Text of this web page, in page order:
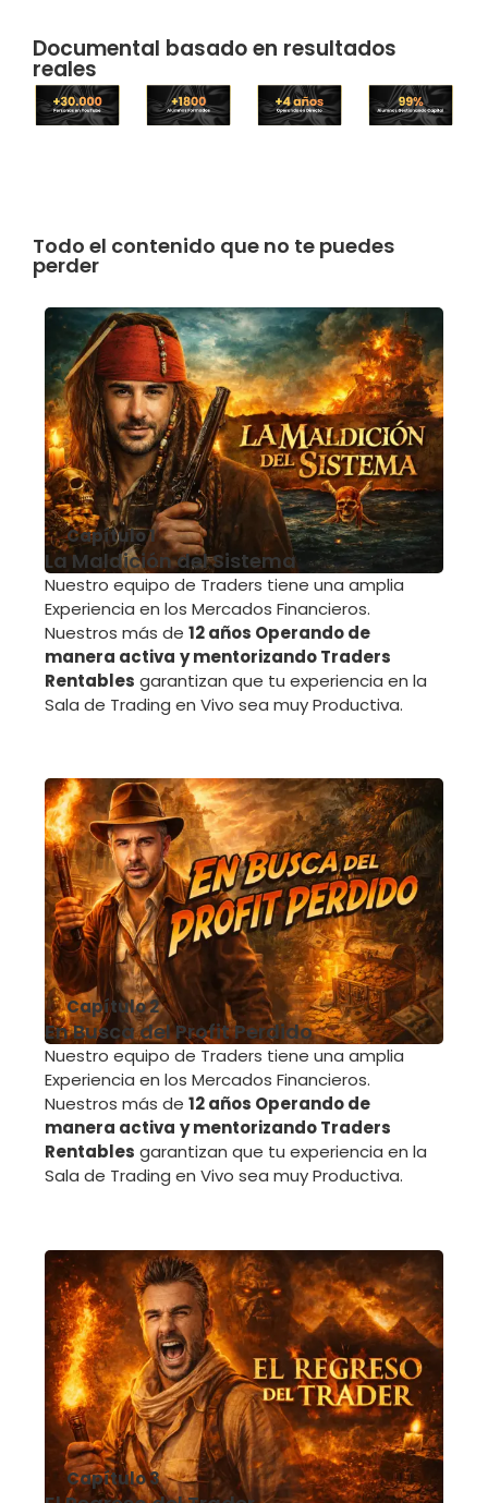
Documental basado en resultados
reales
Todo el contenido que no te puedes
perder
Capítulo 1
La Maldición del Sistema
Nuestro equipo de Traders tiene una amplia
Experiencia en los Mercados Financieros.
Nuestros más de 12 años Operando de
manera activa y mentorizando Traders
Rentables garantizan que tu experiencia en la
Sala de Trading en Vivo sea muy Productiva.
Capítulo 2
En Busca del Profit Perdido
Nuestro equipo de Traders tiene una amplia
Experiencia en los Mercados Financieros.
Nuestros más de 12 años Operando de
manera activa y mentorizando Traders
Rentables garantizan que tu experiencia en la
Sala de Trading en Vivo sea muy Productiva.
Capítulo 3